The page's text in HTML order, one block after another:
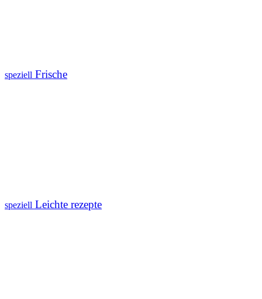
speziell Frische
speziell Leichte rezepte